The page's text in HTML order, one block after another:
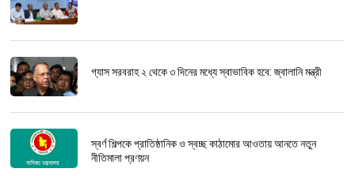
গ্যাস সরবরাহ ২ থেকে ৩ দিনের মধ্যে স্বাভাবিক হবে: জ্বালানি মন্ত্রী
স্বর্ণ শিল্পকে প্রাতিষ্ঠানিক ও স্বচ্ছ কাঠামোর আওতায় আনতে নতুন
নীতিমালা প্রণয়ন